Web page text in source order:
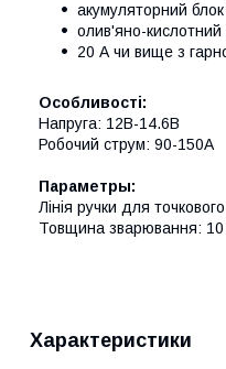
акумуляторний
олив'яно-
20 А чи вище з
Особливості:
Напруга: 12В-14.6В
Робочий струм: 90-150A
Параметры:
Лінія ручки для
Товщина зварювання: 10
Характеристики